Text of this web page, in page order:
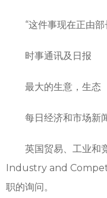
“这件事现在正由部
时事通讯及日报
最大的生意，生态
每日经济和市场新
英国贸易、工业和
Industry and
职的询问。